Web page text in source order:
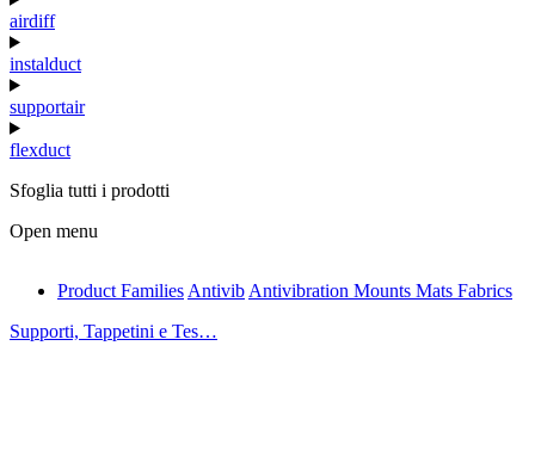
airdiff
instalduct
supportair
flexduct
Sfoglia tutti i prodotti
Open menu
antivib
isolfix
Product Families Antivib Antivibration Mounts Mats Fabrics
Supporti, Tappetini e Tes…